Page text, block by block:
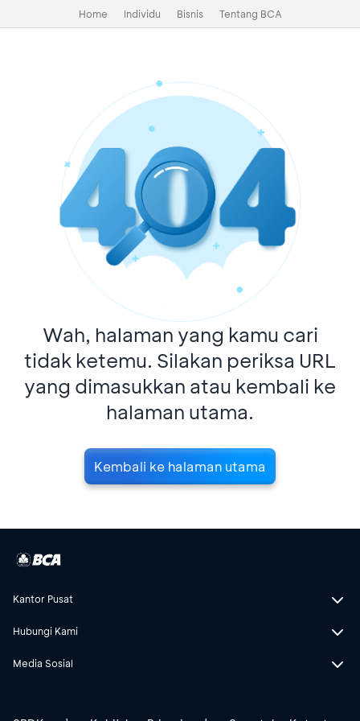
Home Individu Bisnis Tentang BCA
Wah, halaman yang kamu cari
tidak ketemu. Silakan periksa URL
yang dimasukkan atau kembali ke
halaman utama.
Kembali ke halaman utama
Kantor Pusat
Hubungi Kami
Media Sosial